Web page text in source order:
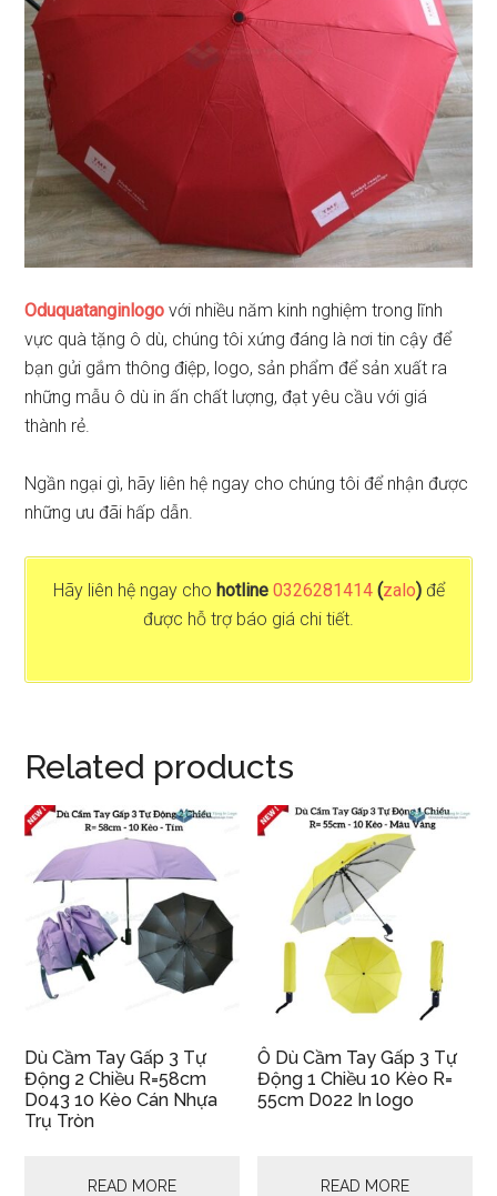
Oduquatanginlogo với nhiều năm kinh nghiệm trong lĩnh
vực quà tặng ô dù, chúng tôi xứng đáng là nơi tin cậy để
bạn gửi gắm thông điệp, logo, sản phẩm để sản xuất ra
những mẫu ô dù in ấn chất lượng, đạt yêu cầu với giá
thành rẻ.
Ngần ngại gì, hãy liên hệ ngay cho chúng tôi để nhận được
những ưu đãi hấp dẫn.
Hãy liên hệ ngay cho hotline 0326281414(zalo)để
được hỗ trợ báo giá chi tiết.
Related products
Dù Cầm Tay Gấp 3 Tự
Động 2 Chiều R=58cm
D043 10 Kèo Cán Nhựa
Trụ Tròn
READ MORE
Ô Dù Cầm Tay Gấp 3 Tự
Động 1 Chiều 10 Kèo R=
55cm D022 In logo
READ MORE